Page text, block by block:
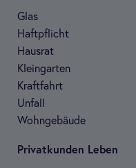
Glas
Haft­pflicht
Haus­rat
Klein­gar­ten
Kraft­fahrt
Unfall
Wohn­ge­bäude
Pri­vat­kun­den Leben